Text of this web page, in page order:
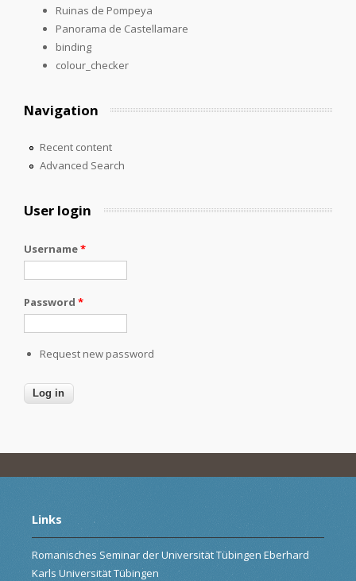
Ruinas de Pompeya
Panorama de Castellamare
binding
colour_checker
Navigation
Recent content
Advanced Search
User login
Username*
Password *
Request new password
Links
Romanisches Seminar der Universität Tübingen Eberhard
Karls Universität Tübingen